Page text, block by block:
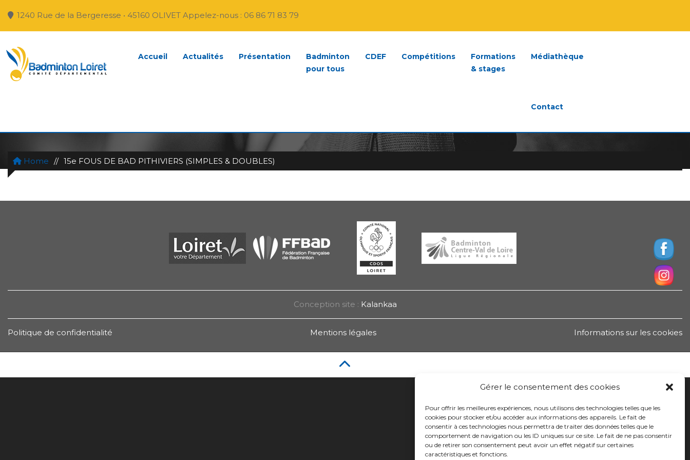
Gérer le consentement des cookies
Pour offrir les meilleures expériences, nous utilisons des technologies telles que les
cookies pour stocker et/ou accéder aux informations des appareils. Le fait de
consentir à ces technologies nous permettra de traiter des données telles que le
comportement de navigation ou les ID uniques sur ce site. Le fait de ne pas consentir
ou de retirer son consentement peut avoir un effet négatif sur certaines
caractéristiques et fonctions.
1240 Rue de la Bergeresse • 45160 OLIVET Appelez-nous : 06 86 71 83 79
Accueil Actualités Présentation
Badminton
pour tous
CDEF Compétitions
Formations
& stages
Médiathèque
Contact
Home // 15e FOUS DE BAD PITHIVIERS (SIMPLES & DOUBLES)
Conception site : Kalankaa
Politique de confidentialité Mentions légales Informations sur les cookies